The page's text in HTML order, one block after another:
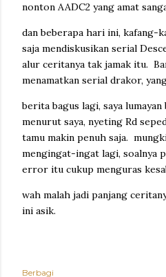
nonton AADC2 yang amat
dan beberapa hari ini, kafang-
saja mendiskusikan serial
alur ceritanya tak jamak itu.
menamatkan serial drakor,
berita bagus lagi, saya
menurut saya, nyeting Rd
tamu makin penuh saja.
mengingat-ingat lagi, soalnya
error itu cukup menguras
wah malah jadi panjang
ini asik.
Berbagi